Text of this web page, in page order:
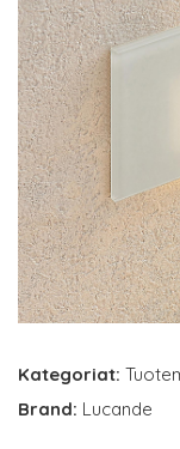
Kategoriat:
Brand: Lucande